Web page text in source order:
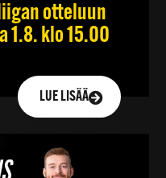
otteluun
1.8. klo 15.00
LUE LISÄÄ